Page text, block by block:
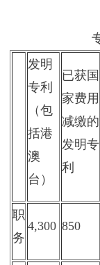
发明
专利
（包
括港
澳
台）
已获国
家费用
减缴的
发明专
利
职
务
4,300 850